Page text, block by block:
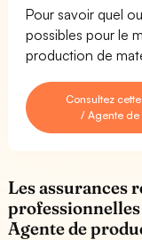
Pour savoir quel
possibles pour le
production de
Consultez
/ Agente de
Les assurances
Agente de